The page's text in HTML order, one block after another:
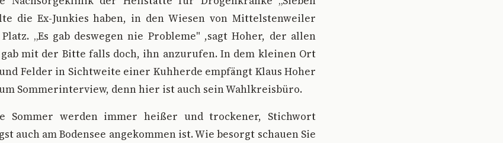
die Ex-Junkies haben, in den Wiesen von Mittelstenweiler
„Es gab deswegen nie Probleme" ,sagt Hoher, der allen
mit der Bitte falls doch, ihn anzurufen. In dem kleinen Ort
Felder in Sichtweite einer Kuhherde empfängt Klaus Hoher
Sommerinterview, denn hier ist auch sein Wahlkreisbüro.
Sommer werden immer heißer und trockener, Stichwort
auch am Bodensee angekommen ist. Wie besorgt schauen Sie